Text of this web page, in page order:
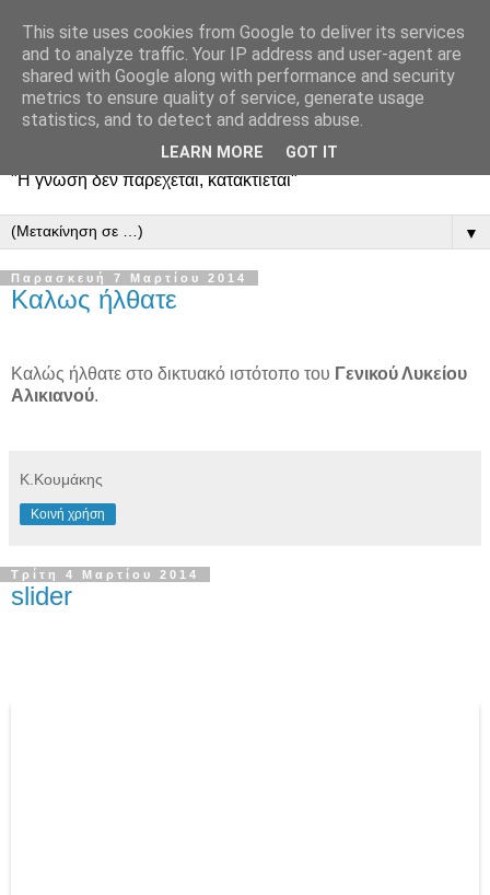
"Η γνώση δεν παρέχεται, κατακτιέται"
▼
Παρασκευή 7 Μαρτίου 2014
Καλως ήλθατε
Καλώς ήλθατε στο δικτυακό ιστότοπο του Γενικού Λυκείου
Αλικιανού.
Κ.Κουμάκης
Κοινή χρήση
Τρίτη 4 Μαρτίου 2014
slider
This site uses cookies from Google to deliver its services
and to analyze traffic. Your IP address and user-agent are
shared with Google along with performance and security
metrics to ensure quality of service, generate usage
statistics, and to detect and address abuse.
LEARN MORE GOT IT